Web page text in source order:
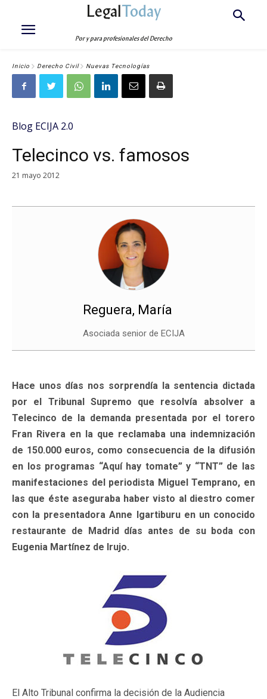
LegalToday
Por y para profesionales del Derecho
Inicio Derecho Civil Nuevas Tecnologías
Blog ECIJA 2.0
Telecinco vs. famosos
21 mayo 2012
Reguera, María
Asociada senior de ECIJA
Hace unos días nos sorprendía la sentencia dictada
por el Tribunal Supremo que resolvía absolver a
Telecinco de la demanda presentada por el torero
Fran Rivera en la que reclamaba una indemnización
de 150.000 euros, como consecuencia de la difusión
en los programas “Aquí hay tomate” y “TNT” de las
manifestaciones del periodista Miguel Temprano, en
las que éste aseguraba haber visto al diestro comer
con la presentadora Anne Igartiburu en un conocido
restaurante de Madrid días antes de su boda con
Eugenia Martínez de Irujo.
El Alto Tribunal confirma la decisión de la Audiencia